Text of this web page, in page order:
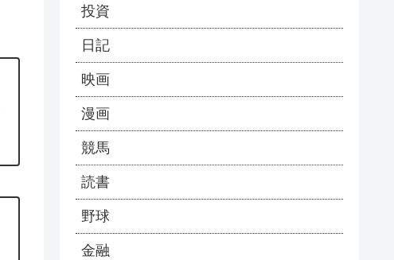
投資
日記
映画
漫画
競馬
読書
野球
金融